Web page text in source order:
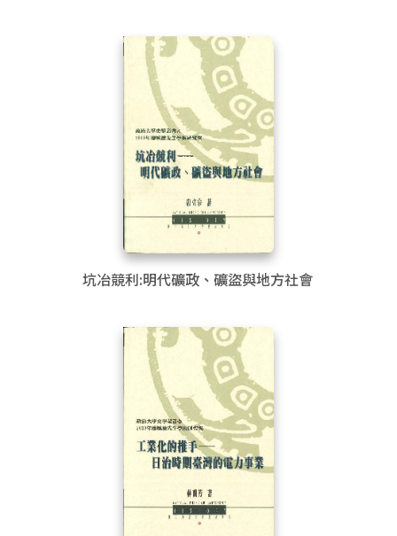
坑冶競利:明代礦政、礦盜與地方社會